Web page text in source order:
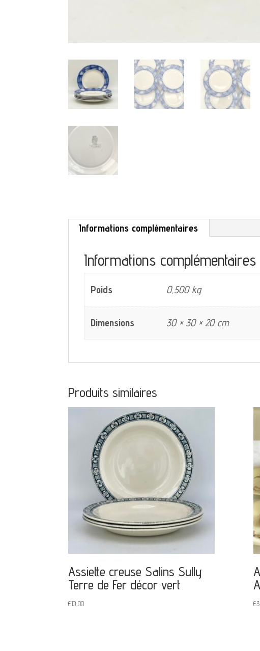
Informations complémentaires
Informations complémentaires
Poids 0,500 kg
Dimensions 30 × 30 × 20 cm
Produits similaires
Assiette creuse Salins Sully
Terre de Fer décor vert
€10,00 €